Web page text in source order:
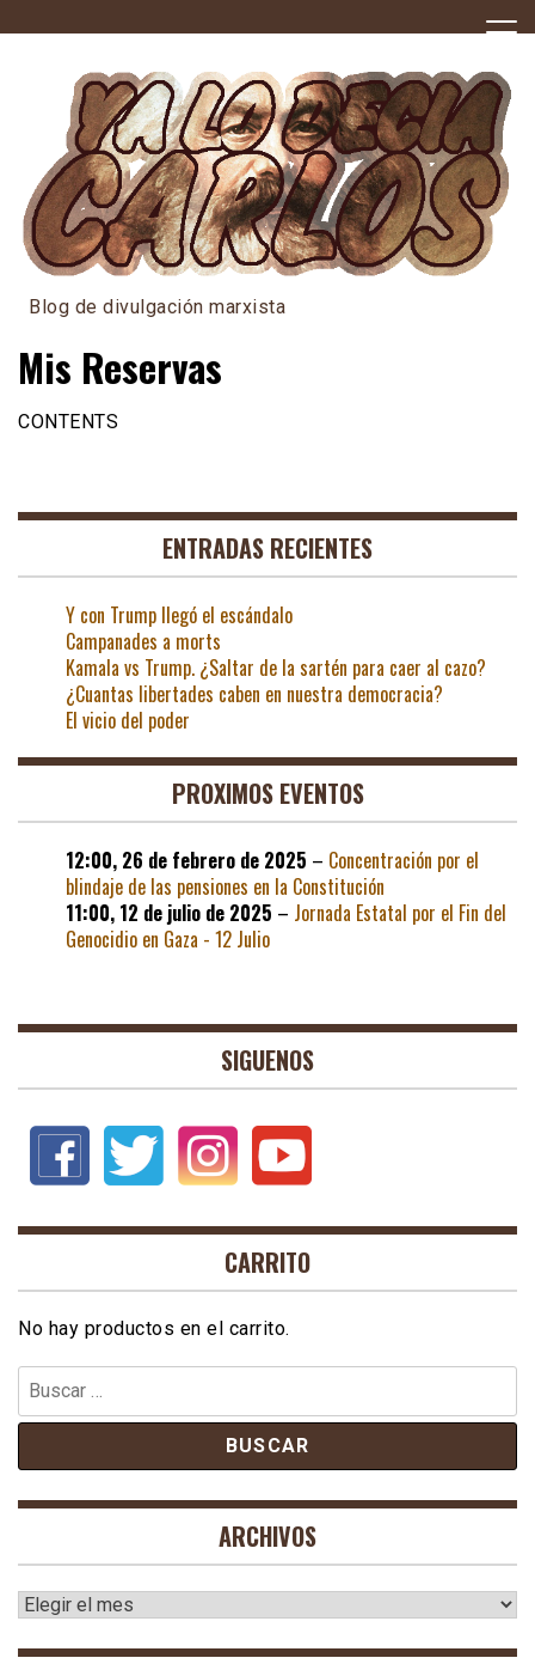
to
Blog de divulgación marxista
Mis Reservas
CONTENTS
ENTRADAS RECIENTES
Y con Trump llegó el escándalo
Campanades a morts
Kamala vs Trump. ¿Saltar de la sartén para caer al cazo?
¿Cuantas libertades caben en nuestra democracia?
El vicio del poder
PROXIMOS EVENTOS
12:00, 26 de febrero de 2025 – Concentración por el
blindaje de las pensiones en la Constitución
11:00, 12 de julio de 2025 – Jornada Estatal por el Fin del
Genocidio en Gaza - 12 Julio
SIGUENOS
CARRITO
No hay productos en el carrito.
Buscar:
ARCHIVOS
Archivos